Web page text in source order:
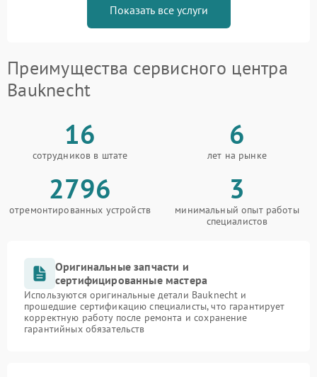
Показать все услуги
Преимущества сервисного центра
Bauknecht
16
сотрудников в штате
6
лет на рынке
2796
отремонтированных устройств
3
минимальный опыт работы
специалистов
Оригинальные запчасти и
сертифицированные мастера
Используются оригинальные детали Bauknecht и
прошедшие сертификацию специалисты, что гарантирует
корректную работу после ремонта и сохранение
гарантийных обязательств